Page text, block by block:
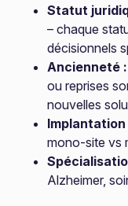
Statut
– chaque
décisionnels
Ancienneté :
ou reprises
nouvelles
mono-site vs
Alzheimer,